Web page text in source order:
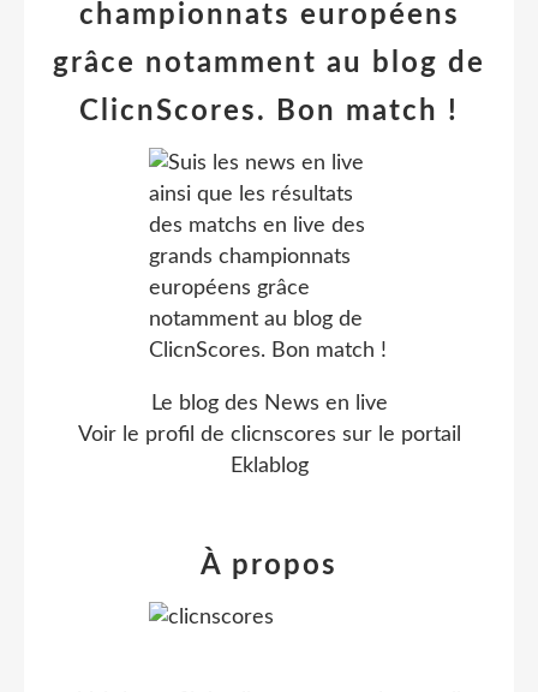
championnats européens
grâce notamment au blog de
ClicnScores. Bon match !
Le blog des News en live
Voir le profil de clicnscores sur le portail
Eklablog
À propos